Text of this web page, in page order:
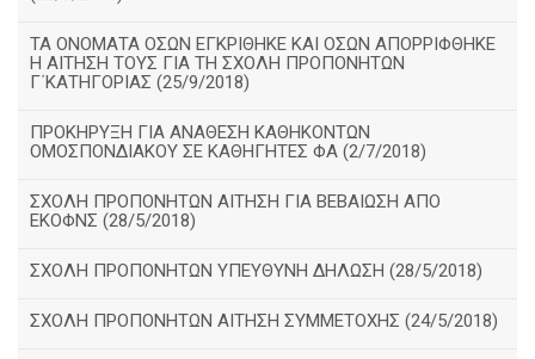
ΤΑ ΟΝΟΜΑΤΑ ΟΣΩΝ ΕΓΚΡΙΘΗΚΕ ΚΑΙ ΟΣΩΝ ΑΠΟΡΡΙΦΘΗΚΕ
Η ΑΙΤΗΣΗ ΤΟΥΣ ΓΙΑ ΤΗ ΣΧΟΛΗ ΠΡΟΠΟΝΗΤΩΝ
Γ΄ΚΑΤΗΓΟΡΙΑΣ (25/9/2018)
ΠΡΟΚΗΡΥΞΗ ΓΙΑ ΑΝΑΘΕΣΗ ΚΑΘΗΚΟΝΤΩΝ
ΟΜΟΣΠΟΝΔΙΑΚΟΥ ΣΕ ΚΑΘΗΓΗΤΕΣ ΦΑ (2/7/2018)
ΣΧΟΛΗ ΠΡΟΠΟΝΗΤΩΝ ΑΙΤΗΣΗ ΓΙΑ ΒΕΒΑΙΩΣΗ ΑΠΟ
ΕΚΟΦΝΣ (28/5/2018)
ΣΧΟΛΗ ΠΡΟΠΟΝΗΤΩΝ ΥΠΕΥΘΥΝΗ ΔΗΛΩΣΗ (28/5/2018)
ΣΧΟΛΗ ΠΡΟΠΟΝΗΤΩΝ ΑΙΤΗΣΗ ΣΥΜΜΕΤΟΧΗΣ (24/5/2018)